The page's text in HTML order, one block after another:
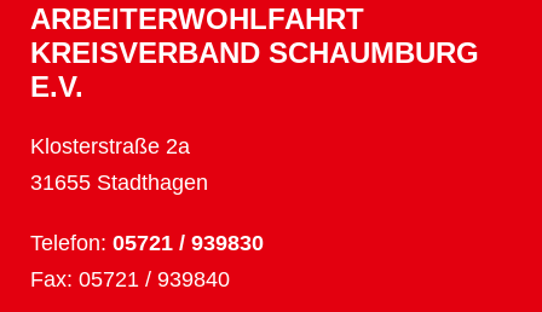
ARBEITERWOHLFAHRT
KREISVERBAND SCHAUMBURG
E.V.
Klosterstraße 2a
31655 Stadthagen
Telefon: 05721 / 939830
Fax: 05721 / 939840